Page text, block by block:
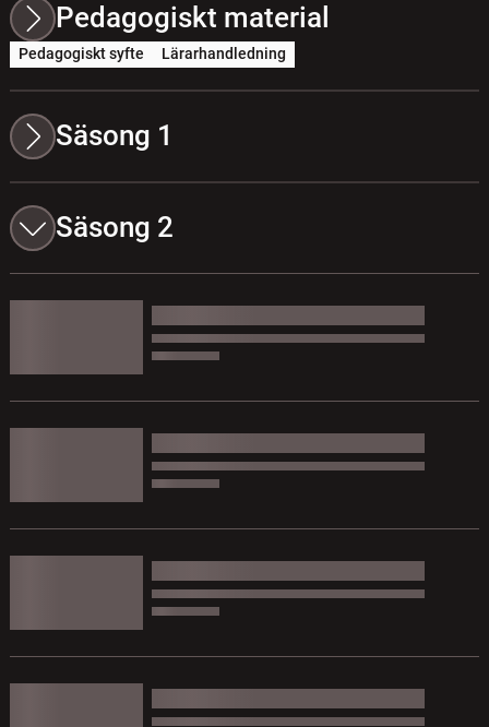
Pedagogiskt material
Pedagogiskt syfte Lärarhandledning
Säsong 1
Säsong 2